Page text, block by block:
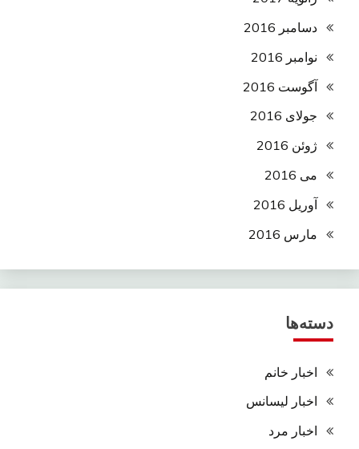
دسامبر 2016
نوامبر 2016
آگوست 2016
جولای 2016
ژوئن 2016
می 2016
آوریل 2016
مارس 2016
دسته‌ها
اخبار خانم
اخبار لیسانس
اخبار مرد